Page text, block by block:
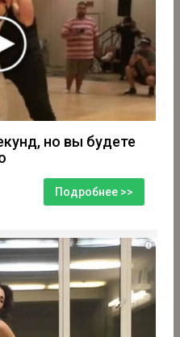
но вы будете
Подробнее >>
i